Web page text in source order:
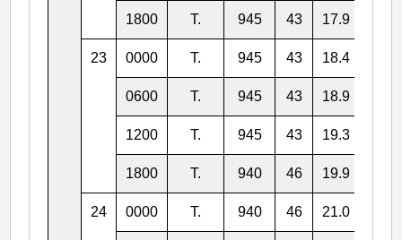
1800 T. 945 43 17.9
23 0000 T. 945 43 18.4
0600 T. 945 43 18.9
1200 T. 945 43 19.3
1800 T. 940 46 19.9
24 0000 T. 940 46 21.0